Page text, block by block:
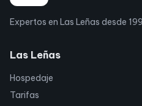
Expertos en Las Leñas desde
Las Leñas
Hospedaje
Tarifas